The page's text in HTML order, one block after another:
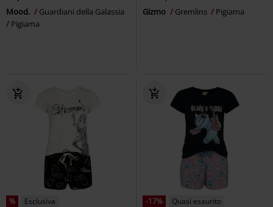
Mood.
Guardiani della Galassia
Pigiama
Gizmo Gremlins Pigiama
% Esclusiva -17%
Quasi esaurito